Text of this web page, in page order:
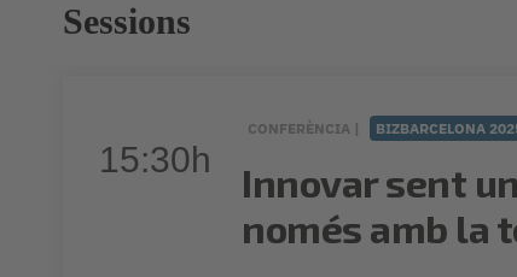
Sessions
15:30h
CONFERÈNCIA | BIZBARCELONA
Innovar sent
només amb la